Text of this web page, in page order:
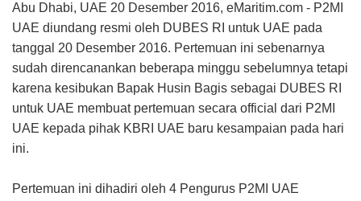
Abu Dhabi, UAE 20 Desember 2016, eMaritim.com - P2MI
UAE diundang resmi oleh DUBES RI untuk UAE pada
tanggal 20 Desember 2016. Pertemuan ini sebenarnya
sudah direncanankan beberapa minggu sebelumnya tetapi
karena kesibukan Bapak Husin Bagis sebagai DUBES RI
untuk UAE membuat pertemuan secara official dari P2MI
UAE kepada pihak KBRI UAE baru kesampaian pada hari
ini.
Pertemuan ini dihadiri oleh 4 Pengurus P2MI UAE